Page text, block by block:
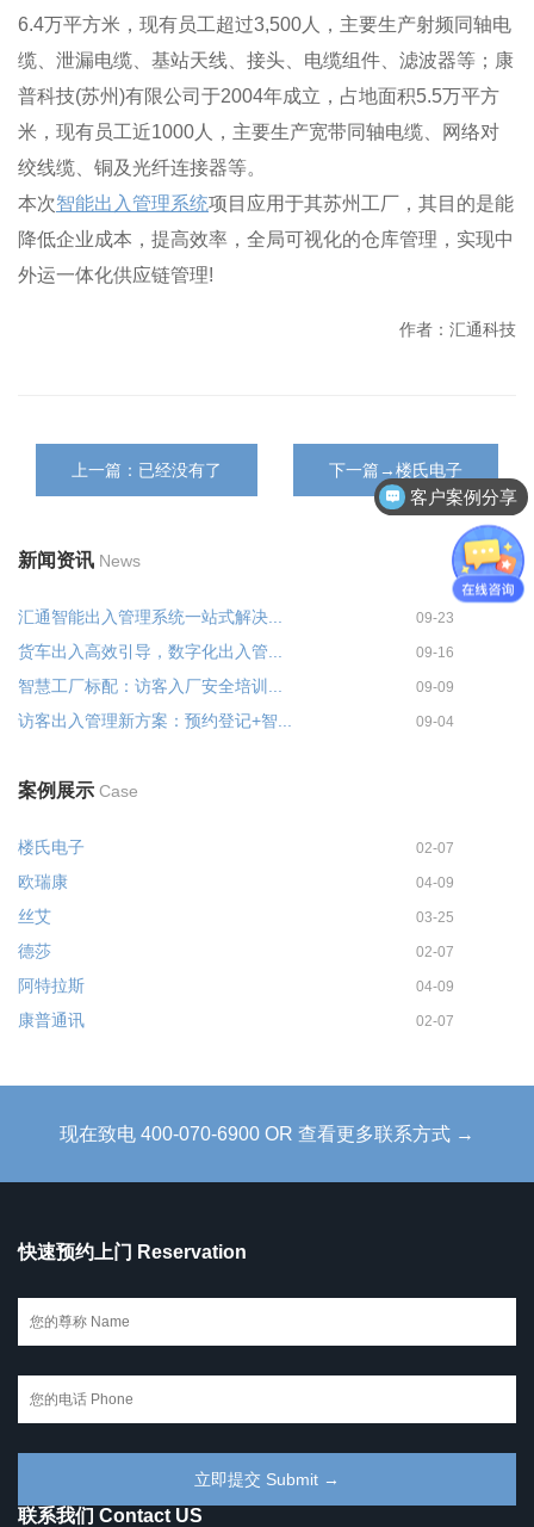
6.4万平方米，现有员工超过3,500人，主要生产射频同轴电
缆、泄漏电缆、基站天线、接头、电缆组件、滤波器等；康
普科技(苏州)有限公司于2004年成立，占地面积5.5万平方
米 ， 现有员工近1000人，主要生产宽带同轴电缆、网络对
绞线缆、铜及光纤连接器等。
本次智能出入管理系统项目应用于其苏州工厂，其目的是能
降低企业成本 ， 提高效率 ， 全局可视化的仓库管理 ， 实现中
外运一体化供应链管理!
作者：汇通科技
上一篇：已经没有了 下一篇→楼氏电子
新闻资讯 News
汇通智能出入管理系统一站式解决... 09-23
货车出入高效引导，数字化出入管... 09-16
智慧工厂标配：访客入厂安全培训... 09-09
访客出入管理新方案：预约登记+智... 09-04
案例展示 Case
楼氏电子 02-07
欧瑞康 04-09
丝艾 03-25
德莎 02-07
阿特拉斯 04-09
康普通讯 02-07
现在致电 400-070-6900 OR 查看更多联系方式 →
快速预约上门 Reservation
联系我们 Contact US
客户案例分享